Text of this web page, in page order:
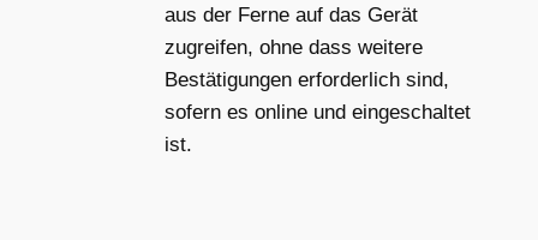
aus der Ferne auf das Gerät
zugreifen, ohne dass weitere
Bestätigungen erforderlich sind,
sofern es online und eingeschaltet
ist.